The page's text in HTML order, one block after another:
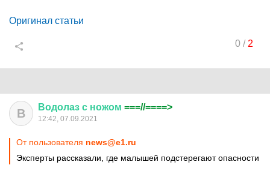
Оригинал статьи
0/ 2
В Водолаз с ножом ===//====>
12:42, 07.09.2021
От пользователя news@e1.ru
Эксперты рассказали, где малышей подстерегают опасности